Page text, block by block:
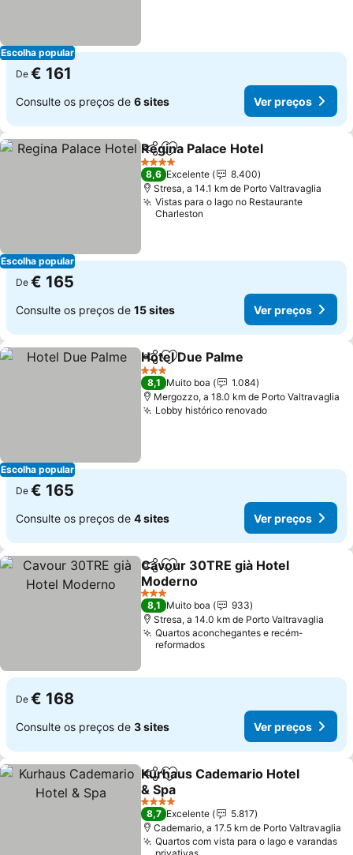
Escolha popular
De € 161
Consulte os preços de 6 sites Ver preços
Escolha popular
PartilharAdicionar aos favoritos
Regina Palace Hotel
4 Estrelas
8,6 Excelente
8.400
Stresa, a 14.1 km de Porto Valtravaglia
Vistas para o lago no Restaurante
Charleston
De € 165
Consulte os preços de 15 sites Ver preços
Escolha popular
PartilharAdicionar aos favoritos
Hotel Due Palme
3 Estrelas
8,1 Muito boa
1.084
Mergozzo, a 18.0 km de Porto Valtravaglia
Lobby histórico renovado
De € 165
Consulte os preços de 4 sites Ver preços
PartilharAdicionar aos favoritos
Cavour 30TRE già Hotel
Moderno
3 Estrelas
8,1 Muito boa
933
Stresa, a 14.0 km de Porto Valtravaglia
Quartos aconchegantes e recém-
reformados
De € 168
Consulte os preços de 3 sites Ver preços
PartilharAdicionar aos favoritos
Kurhaus Cademario Hotel
& Spa
4 Estrelas
8,7 Excelente
5.817
Cademario, a 17.5 km de Porto Valtravaglia
Quartos com vista para o lago e varandas